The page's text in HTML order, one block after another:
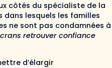
côtés du spécialiste de la
dans lesquels les familles
ne sont pas condamnées à
retrouver confiance
d’élargir